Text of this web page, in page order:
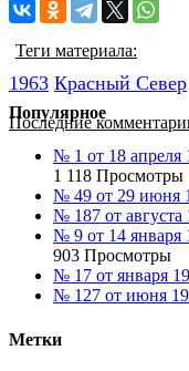
Теги материала:
1963 Красный Cевер
Последние
Популярное
№ 1 от 18 апреля
1 118 Просмотры
№ 49 от 29 июня
№ 187 от
№ 9 от 14 января
903 Просмотры
№ 17 от января
№ 127 от июня
Метки